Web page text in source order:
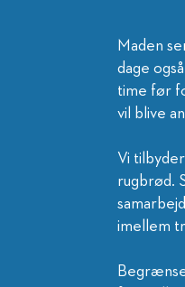
Maden
dage
time før
vil blive
Vi
rugbrød.
imellem